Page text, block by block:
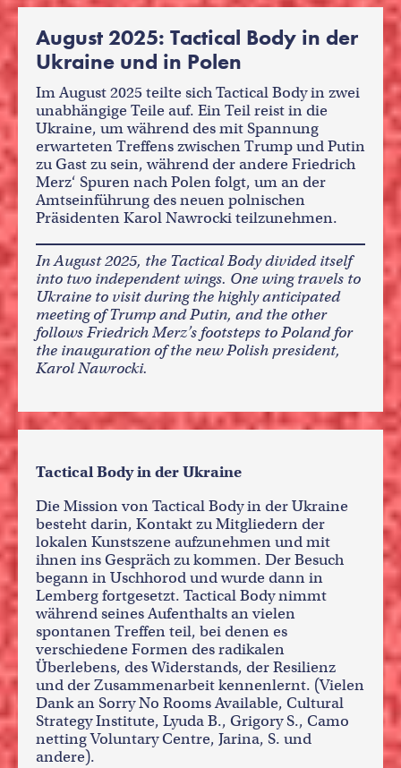
August 2025: Tactical Body in der
Ukraine und in Polen
Im August 2025 teilte sich Tactical Body in zwei
unabhängige Teile auf. Ein Teil reist in die
Ukraine, um während des mit Spannung
erwarteten Treffens zwischen Trump und Putin
zu Gast zu sein, während der andere Friedrich
Merz‘ Spuren nach Polen folgt, um an der
Amtseinführung des neuen polnischen
Präsidenten Karol Nawrocki teilzunehmen.
In August 2025, the Tactical Body divided itself
into two independent wings. One wing travels to
Ukraine to visit during the highly anticipated
meeting of Trump and Putin, and the other
follows Friedrich Merz’s footsteps to Poland for
the inauguration of the new Polish president,
Karol Nawrocki.
Tactical Body in der Ukraine
Die Mission von Tactical Body in der Ukraine
besteht darin, Kontakt zu Mitgliedern der
lokalen Kunstszene aufzunehmen und mit
ihnen ins Gespräch zu kommen. Der Besuch
begann in Uschhorod und wurde dann in
Lemberg fortgesetzt. Tactical Body nimmt
während seines Aufenthalts an vielen
spontanen Treffen teil, bei denen es
verschiedene Formen des radikalen
Überlebens, des Widerstands, der Resilienz
und der Zusammenarbeit kennenlernt. (Vielen
Dank an Sorry No Rooms Available, Cultural
Strategy Institute, Lyuda B., Grigory S., Camo
netting Voluntary Centre, Jarina, S. und
andere).